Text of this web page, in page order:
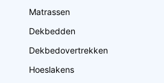
Matrassen
Dekbedden
Dekbedovertrekken
Hoeslakens